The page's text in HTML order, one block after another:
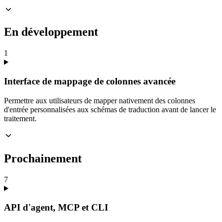
En développement
1
Interface de mappage de colonnes avancée
Permettre aux utilisateurs de mapper nativement des colonnes
d'entrée personnalisées aux schémas de traduction avant de lancer le
traitement.
Prochainement
7
API d'agent, MCP et CLI